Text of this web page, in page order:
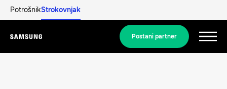
PotrošnikStrokovnjak
Menu
Postani partner